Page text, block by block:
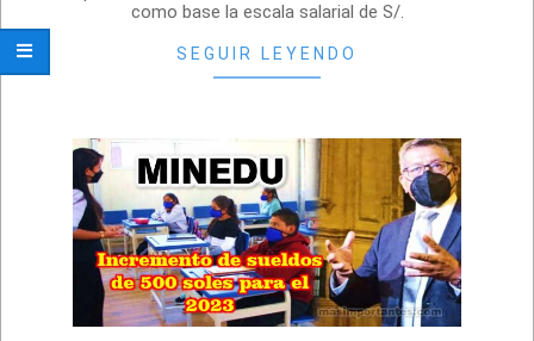
como base la escala salarial de S/.
SEGUIR LEYENDO